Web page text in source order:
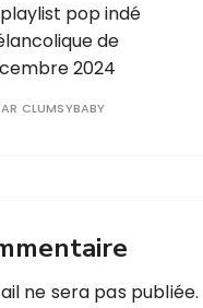
pop indé
de
2024
CLUMSYBABY
ne sera pas publiée.